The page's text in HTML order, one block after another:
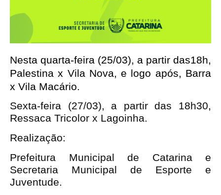
Nesta quarta-feira (25/03), a partir das18h,
Palestina x Vila Nova, e logo após, Barra
x Vila Macário.
Sexta-feira (27/03), a partir das 18h30,
Ressaca Tricolor x Lagoinha.
Realização:
Prefeitura Municipal de Catarina e
Secretaria Municipal de Esporte e
Juventude.